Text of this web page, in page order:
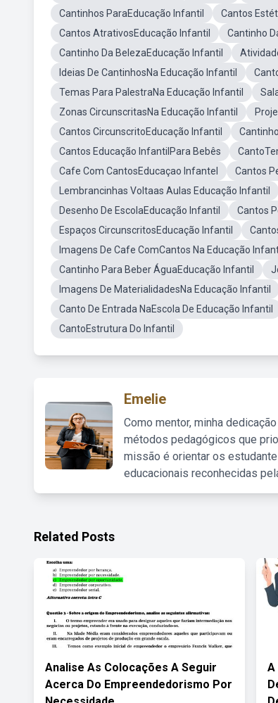
Cantinhos ParaEducação Infantil
Cantos
Cantos AtrativosEducação Infantil
Cantinho
Cantinho Da BelezaEducação Infantil
Ideias De CantinhosNa Educação Infantil
Temas Para PalestraNa Educação Infantil
Zonas CircunscritasNa Educação Infantil
Cantos CircunscritoEducação Infantil
Cantos Educação InfantilPara Bebês
Cafe Com CantosEducaçao Infantel
Cantos
Lembrancinhas Voltaas Aulas Educação Infantil
Desenho De EscolaEducação Infantil
Cantos
Espaços CircunscritosEducação Infantil
Imagens De Cafe ComCantos Na Educação
Cantinho Para Beber ÁguaEducação Infantil
Imagens De MaterialidadesNa Educação Infantil
Canto De Entrada NaEscola De Educação Infantil
CantoEstrutura Do Infantil
Emelie
Como mentor, minha
métodos pedagógicos que
missão é orientar os
educacionais reconhecidas
Related Posts
Analise As Colocações A Seguir
Acerca Do Empreendedorismo Por
A